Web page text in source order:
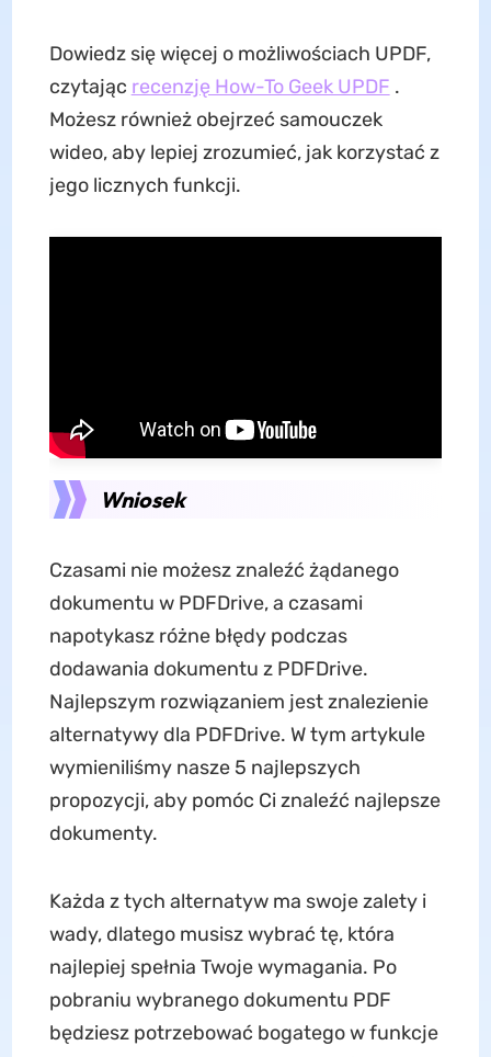
Dowiedz się więcej o możliwościach UPDF,
czytając recenzję How-To Geek UPDF .
Możesz również obejrzeć samouczek
wideo, aby lepiej zrozumieć, jak korzystać z
jego licznych funkcji.
Wniosek
Czasami nie możesz znaleźć żądanego
dokumentu w PDFDrive, a czasami
napotykasz różne błędy podczas
dodawania dokumentu z PDFDrive.
Najlepszym rozwiązaniem jest znalezienie
alternatywy dla PDFDrive. W tym artykule
wymieniliśmy nasze 5 najlepszych
propozycji, aby pomóc Ci znaleźć najlepsze
dokumenty.
Każda z tych alternatyw ma swoje zalety i
wady, dlatego musisz wybrać tę, która
najlepiej spełnia Twoje wymagania. Po
pobraniu wybranego dokumentu PDF
będziesz potrzebować bogatego w funkcje